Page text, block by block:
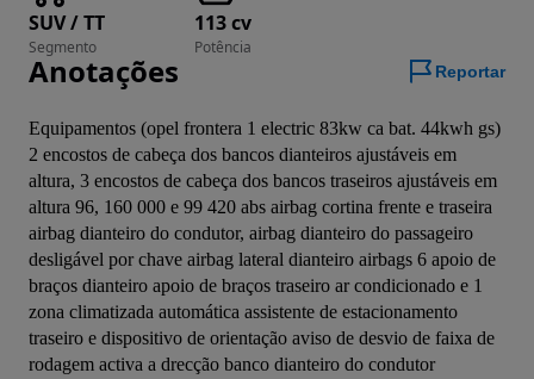
SUV / TT
Segmento
113 cv
Potência
Anotações Reportar
Equipamentos (opel frontera 1 electric 83kw ca bat. 44kwh gs)
2 encostos de cabeça dos bancos dianteiros ajustáveis em
altura, 3 encostos de cabeça dos bancos traseiros ajustáveis em
altura 96, 160 000 e 99 420 abs airbag cortina frente e traseira
airbag dianteiro do condutor, airbag dianteiro do passageiro
desligável por chave airbag lateral dianteiro airbags 6 apoio de
braços dianteiro apoio de braços traseiro ar condicionado e 1
zona climatizada automática assistente de estacionamento
traseiro e dispositivo de orientação aviso de desvio de faixa de
rodagem activa a drecção banco dianteiro do condutor